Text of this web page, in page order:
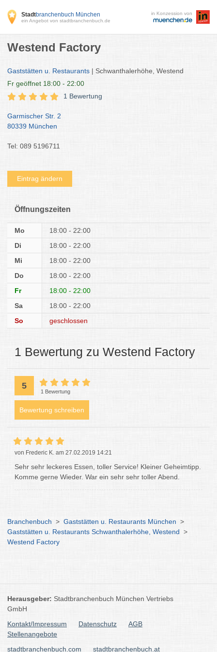
Stadtbranchenbuch München
ein Angebot von stadtbranchenbuch.de
in Konzession von
Westend Factory
Gaststätten u. Restaurants | Schwanthalerhöhe, Westend
Fr geöffnet 18:00 - 22:00
1 Bewertung
Garmischer Str. 2
80339 München
Tel: 089 5196711
Eintrag ändern
Öffnungszeiten
Mo
18:00 - 22:00
Di
18:00 - 22:00
Mi
18:00 - 22:00
Do
18:00 - 22:00
Fr
18:00 - 22:00
Sa
18:00 - 22:00
So
geschlossen
1 Bewertung zu Westend Factory
5
1 Bewertung
Bewertung schreiben
von Frederic K. am 27.02.2019 14:21
Sehr sehr leckeres Essen, toller Service! Kleiner Geheimtipp.
Komme gerne Wieder. War ein sehr sehr toller Abend.
Branchenbuch > Gaststätten u. Restaurants München >
Gaststätten u. Restaurants Schwanthalerhöhe, Westend >
Westend Factory
Herausgeber: Stadtbranchenbuch München Vertriebs
GmbH
Kontakt/Impressum
Datenschutz
AGB
Stellenangebote
stadtbranchenbuch.com
stadtbranchenbuch.at